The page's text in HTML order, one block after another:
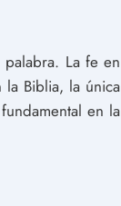
La fe en
la Biblia, la única
en la